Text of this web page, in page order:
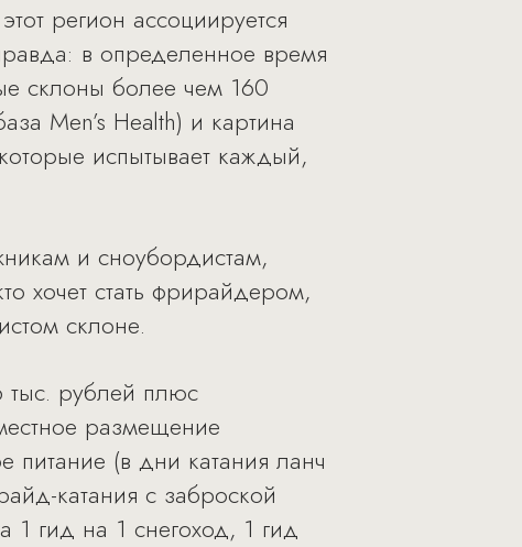
регион ассоциируется
в определенное время
склоны более чем 160
Men’s Health) и картина
испытывает каждый,
и сноубордистам,
хочет стать фрирайдером,
склоне.
тыс. рублей плюс
размещение
питание (в дни катания ланч
катания с заброской
1 гид на 1 снегоход, 1 гид